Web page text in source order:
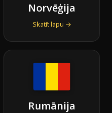
Norvēģija
Skatīt lapu →
Rumānija